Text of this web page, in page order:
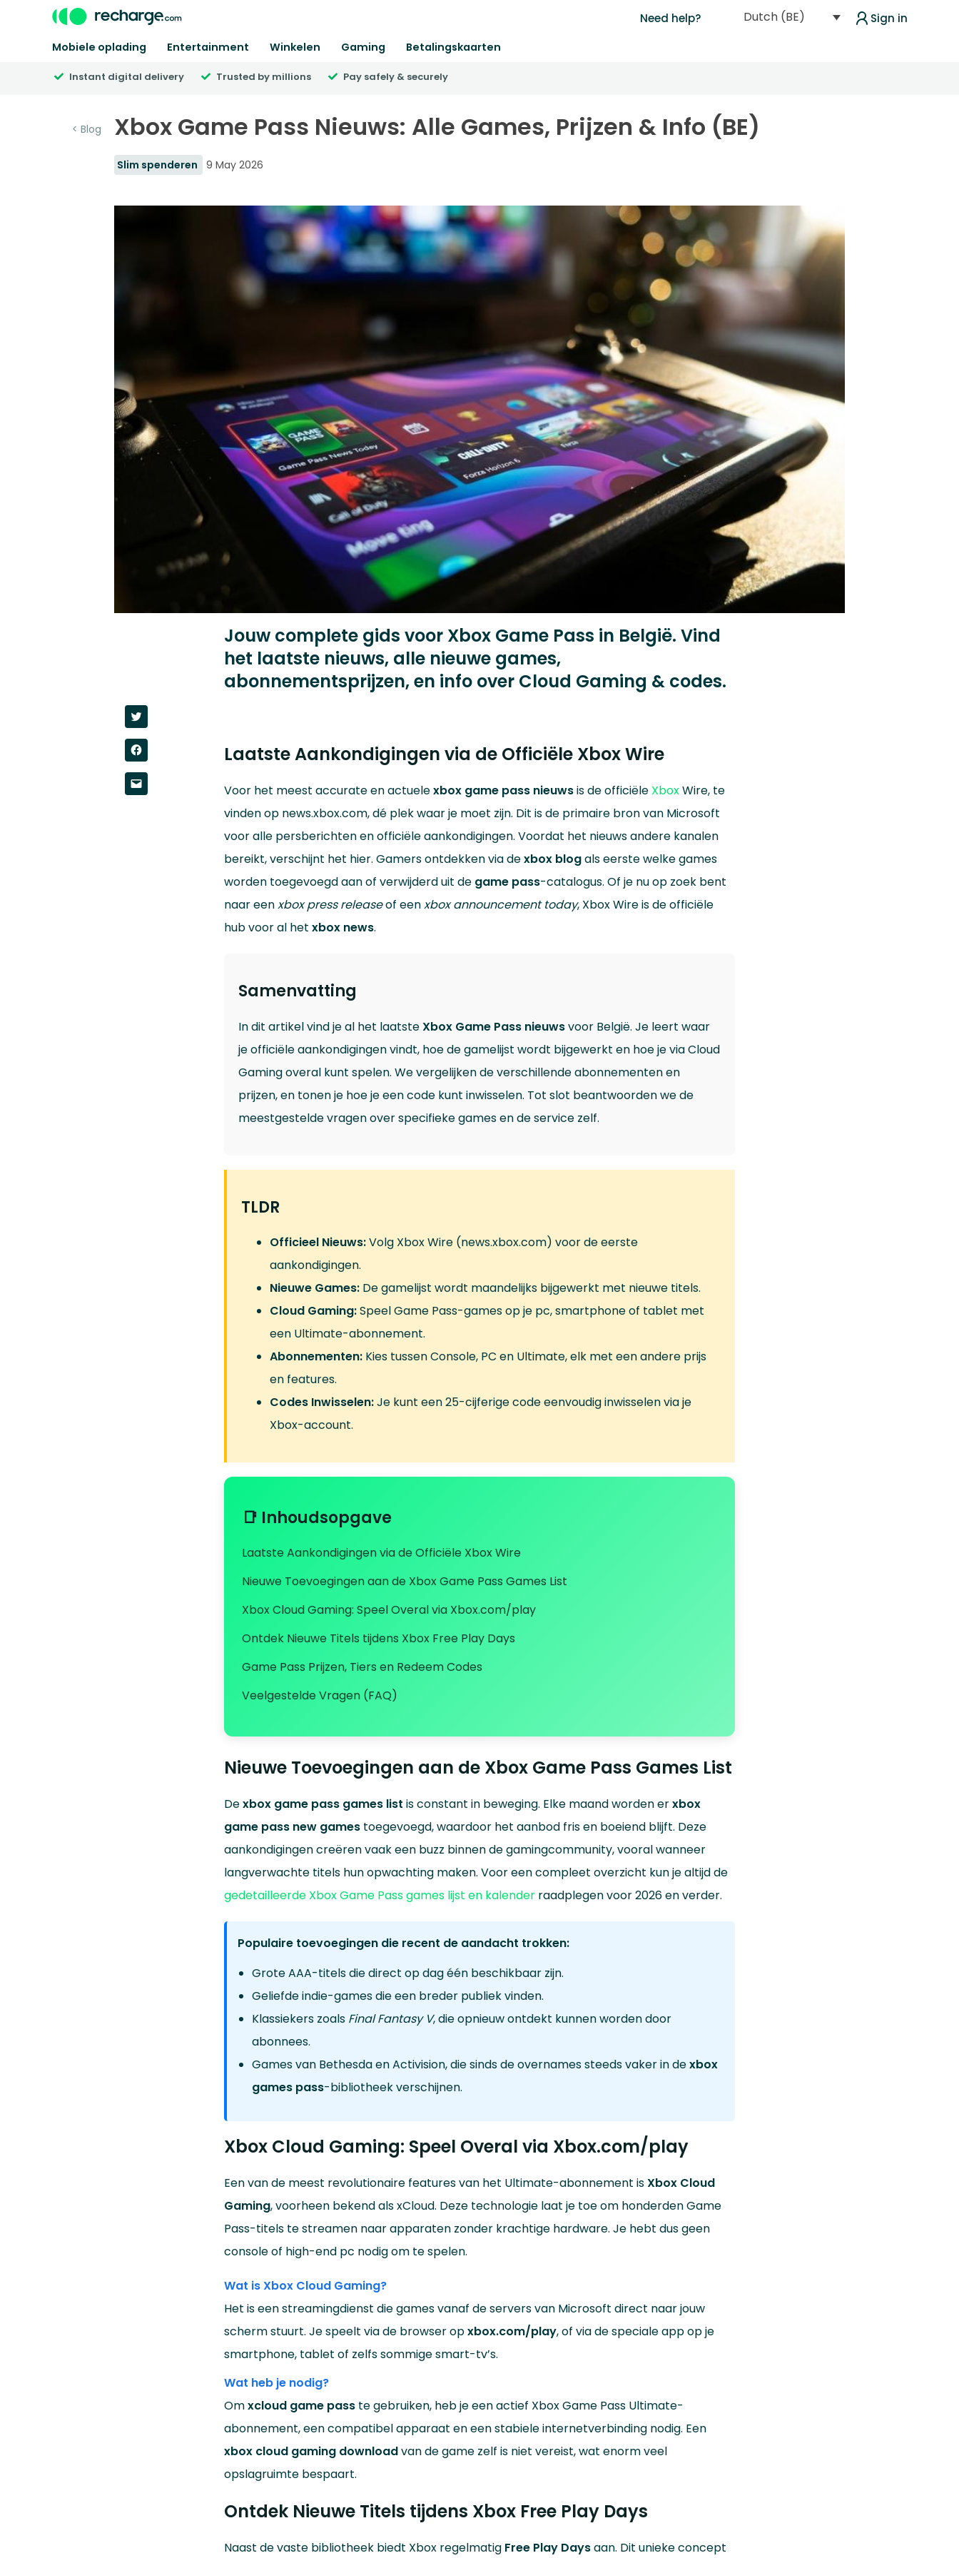
Need help? Dutch (BE) Sign in
Mobiele oplading Entertainment Winkelen Gaming Betalingskaarten
Instant digital delivery Trusted by millions Pay safely & securely
< Blog Xbox Game Pass Nieuws: Alle Games, Prijzen & Info (BE)
Slim spenderen 9 May 2026
Jouw complete gids voor Xbox Game Pass in België. Vind
het laatste nieuws, alle nieuwe games,
abonnementsprijzen, en info over Cloud Gaming & codes.
to
on
(Opens
in
to
on
(Opens
to
Laatste Aankondigingen via de Officiële Xbox Wire
Voor het meest accurate en actuelexbox game pass nieuwsis de officiële XboxWire, te
vinden op news.xbox.com, dé plek waar je moet zijn. Dit is de primaire bron van Microsoft
voor alle persberichten en officiële aankondigingen. Voordat het nieuws andere kanalen
bereikt, verschijnt het hier. Gamers ontdekken via dexbox blogals eerste welke games
worden toegevoegd aan of verwijderd uit de game pass-catalogus. Of je nu op zoek bent
naar eenxbox press releaseof eenxbox announcement today, Xbox Wire is de officiële
hub voor al het xbox news.
Samenvatting
In dit artikel vind je al het laatsteXbox Game Pass nieuwsvoor België. Je leert waar
je officiële aankondigingen vindt, hoe de gamelijst wordt bijgewerkt en hoe je via Cloud
Gaming overal kunt spelen. We vergelijken de verschillende abonnementen en
prijzen, en tonen je hoe je een code kunt inwisselen. Tot slot beantwoorden we de
meestgestelde vragen over specifieke games en de service zelf.
TLDR
Officieel Nieuws:Volg Xbox Wire (news.xbox.com) voor de eerste
aankondigingen.
Nieuwe Games:De gamelijst wordt maandelijks bijgewerkt met nieuwe titels.
Cloud Gaming:Speel Game Pass-games op je pc, smartphone of tablet met
een Ultimate-abonnement.
Abonnementen:Kies tussen Console, PC en Ultimate, elk met een andere prijs
en features.
Codes Inwisselen:Je kunt een 25-cijferige code eenvoudig inwisselen via je
Xbox-account.
📑 Inhoudsopgave
Laatste Aankondigingen via de Officiële Xbox Wire
Nieuwe Toevoegingen aan de Xbox Game Pass Games List
Xbox Cloud Gaming: Speel Overal via Xbox.com/play
Ontdek Nieuwe Titels tijdens Xbox Free Play Days
Game Pass Prijzen, Tiers en Redeem Codes
Veelgestelde Vragen (FAQ)
Nieuwe Toevoegingen aan de Xbox Game Pass Games List
Dexbox game pass games list is constant in beweging. Elke maand worden erxbox
game pass new gamestoegevoegd, waardoor het aanbod fris en boeiend blijft. Deze
aankondigingen creëren vaak een buzz binnen de gamingcommunity, vooral wanneer
langverwachte titels hun opwachting maken. Voor een compleet overzicht kun je altijd de
gedetailleerde Xbox Game Pass games lijst en kalenderraadplegen voor 2026 en verder.
Populaire toevoegingen die recent de aandacht trokken:
Grote AAA-titels die direct op dag één beschikbaar zijn.
Geliefde indie-games die een breder publiek vinden.
Klassiekers zoals Final Fantasy V, die opnieuw ontdekt kunnen worden door
abonnees.
Games van Bethesda en Activision, die sinds de overnames steeds vaker in dexbox
games pass-bibliotheek verschijnen.
Xbox Cloud Gaming: Speel Overal via Xbox.com/play
Een van de meest revolutionaire features van het Ultimate-abonnement isXbox Cloud
Gaming, voorheen bekend als xCloud. Deze technologie laat je toe om honderden Game
Pass-titels te streamen naar apparaten zonder krachtige hardware. Je hebt dus geen
console of high-end pc nodig om te spelen.
Wat is Xbox Cloud Gaming?
Het is een streamingdienst die games vanaf de servers van Microsoft direct naar jouw
scherm stuurt. Je speelt via de browser opxbox.com/play, of via de speciale app op je
smartphone, tablet of zelfs sommige smart-tv’s.
Wat heb je nodig?
Omxcloud game passte gebruiken, heb je een actief Xbox Game Pass Ultimate-
abonnement, een compatibel apparaat en een stabiele internetverbinding nodig. Een
xbox cloud gaming downloadvan de game zelf is niet vereist, wat enorm veel
opslagruimte bespaart.
Ontdek Nieuwe Titels tijdens Xbox Free Play Days
Naast de vaste bibliotheek biedt Xbox regelmatig Free Play Daysaan. Dit unieke concept